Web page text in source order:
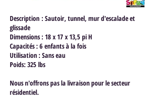
Description : Sautoir, tunnel, mur d'escalade et
glissade
Dimensions : 18 x 17 x 13,5 pi H
Capacités : 6 enfants à la fois
Utilisation : Sans eau
Poids: 325 lbs
Nous n'offrons pas la livraison pour le secteur
résidentiel.